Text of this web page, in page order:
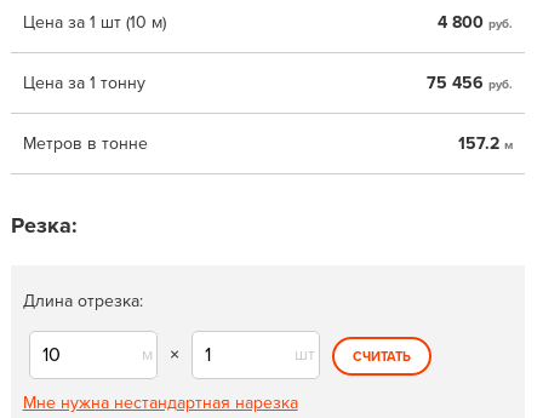
Цена за 1 шт (10 м) 4 800 руб.
Цена за 1 тонну 75 456 руб.
Метров в тонне 157.2 м
Резка:
Длина отрезка:
м × шт СЧИТАТЬ
Мне нужна нестандартная нарезка